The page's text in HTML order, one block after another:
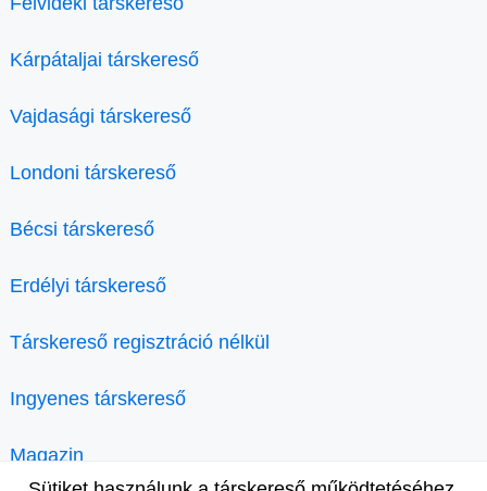
Kárpátaljai társkereső
Vajdasági társkereső
Londoni társkereső
Bécsi társkereső
Erdélyi társkereső
Társkereső regisztráció nélkül
Ingyenes társkereső
Magazin